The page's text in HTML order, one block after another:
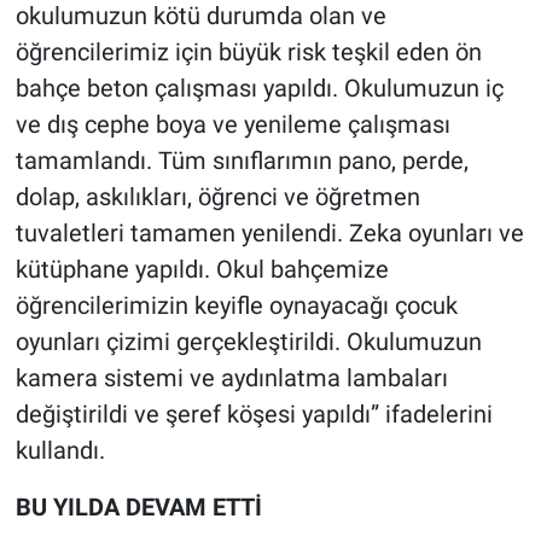
okulumuzun kötü durumda olan ve
öğrencilerimiz için büyük risk teşkil eden ön
bahçe beton çalışması yapıldı. Okulumuzun iç
ve dış cephe boya ve yenileme çalışması
tamamlandı. Tüm sınıflarımın pano, perde,
dolap, askılıkları, öğrenci ve öğretmen
tuvaletleri tamamen yenilendi. Zeka oyunları ve
kütüphane yapıldı. Okul bahçemize
öğrencilerimizin keyifle oynayacağı çocuk
oyunları çizimi gerçekleştirildi. Okulumuzun
kamera sistemi ve aydınlatma lambaları
değiştirildi ve şeref köşesi yapıldı” ifadelerini
kullandı.
BU YILDA DEVAM ETTİ